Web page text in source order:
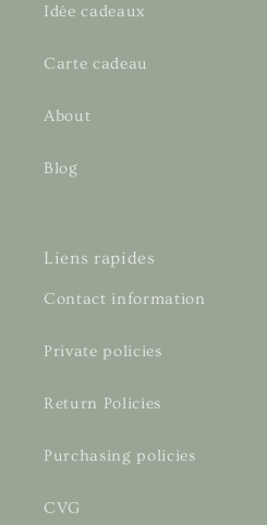
Idée cadeaux
Carte cadeau
About
Blog
Liens rapides
Contact information
Private policies
Return Policies
Purchasing policies
CVG